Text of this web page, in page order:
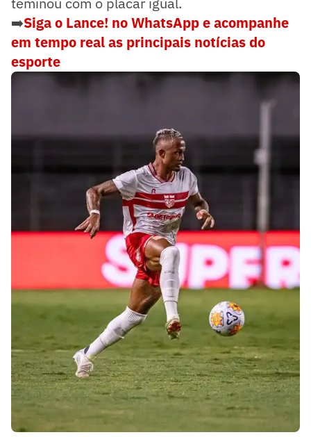
➡️Siga o Lance! no WhatsApp e acompanhe
em tempo real as principais notícias do
esporte